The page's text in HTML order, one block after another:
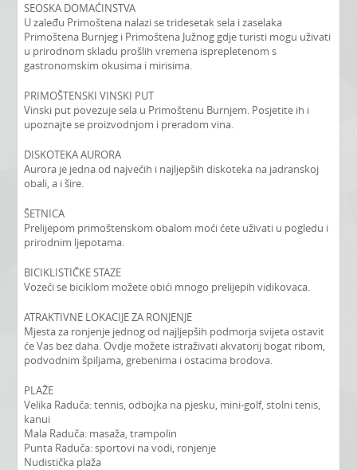
SEOSKA DOMAĆINSTVA
U zaleđu Primoštena nalazi se tridesetak sela i zaselaka
Primoštena Burnjeg i Primoštena Južnog gdje turisti mogu uživati
u prirodnom skladu prošlih vremena isprepletenom s
gastronomskim okusima i mirisima.
PRIMOŠTENSKI VINSKI PUT
Vinski put povezuje sela u Primoštenu Burnjem. Posjetite ih i
upoznajte se proizvodnjom i preradom vina.
DISKOTEKA AURORA
Aurora je jedna od najvećih i najljepših diskoteka na jadranskoj
obali, a i šire.
ŠETNICA
Prelijepom primoštenskom obalom moći ćete uživati u pogledu i
prirodnim ljepotama.
BICIKLISTIČKE STAZE
Vozeći se biciklom možete obići mnogo prelijepih vidikovaca.
ATRAKTIVNE LOKACIJE ZA RONJENJE
Mjesta za ronjenje jednog od najljepših podmorja svijeta ostavit
će Vas bez daha. Ovdje možete istraživati akvatorij bogat ribom,
podvodnim špiljama, grebenima i ostacima brodova.
PLAŽE
Velika Raduča: tennis, odbojka na pjesku, mini-golf, stolni tenis,
kanui
Mala Raduča: masaža, trampolin
Punta Raduča: sportovi na vodi, ronjenje
Nudistička plaža